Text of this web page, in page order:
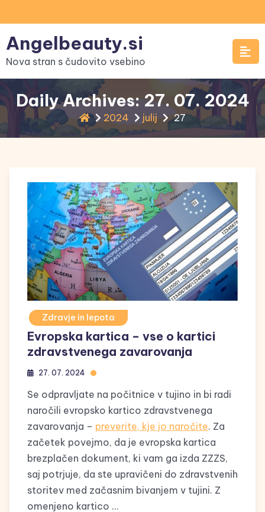
to
content
Angelbeauty.si
Nova stran s čudovito vsebino
Daily Archives: 27. 07. 2024
2024 julij 27
Zdravje in lepota
Evropska kartica – vse o kartici
zdravstvenega zavarovanja
27. 07. 2024
Se odpravljate na počitnice v tujino in bi radi
naročili evropsko kartico zdravstvenega
zavarovanja – preverite, kje jo naročite. Za
začetek povejmo, da je evropska kartica
brezplačen dokument, ki vam ga izda ZZZS,
saj potrjuje, da ste upravičeni do zdravstvenih
storitev med začasnim bivanjem v tujini. Z
omenjeno kartico …